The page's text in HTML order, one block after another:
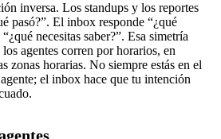
inversa. Los standups y los reportes
pasó?”. El inbox responde “¿qué
necesitas saber?”. Esa simetría
agentes corren por horarios, en
zonas horarias. No siempre estás en el
el inbox hace que tu intención